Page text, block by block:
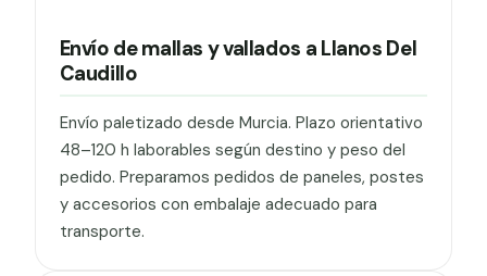
Envío de mallas y vallados a Llanos Del
Caudillo
Envío paletizado desde Murcia. Plazo orientativo
48–120 h laborables según destino y peso del
pedido. Preparamos pedidos de paneles, postes
y accesorios con embalaje adecuado para
transporte.